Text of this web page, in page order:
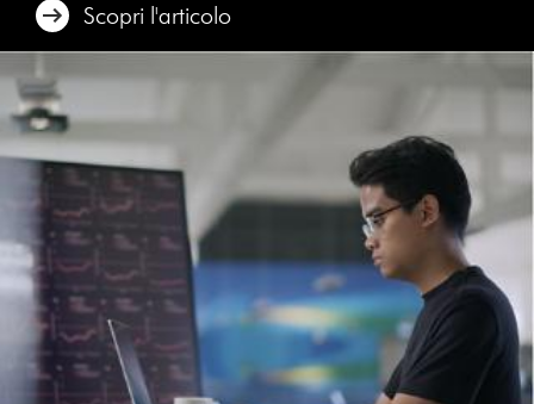
Scopri l'articolo